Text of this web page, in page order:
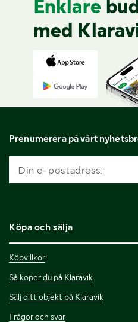
Enklare
med
Prenumerera på vårt
Köpa och sälja
Köpvillkor
Så köper du på Klaravik
Sälj ditt objekt på Klaravik
Frågor och svar